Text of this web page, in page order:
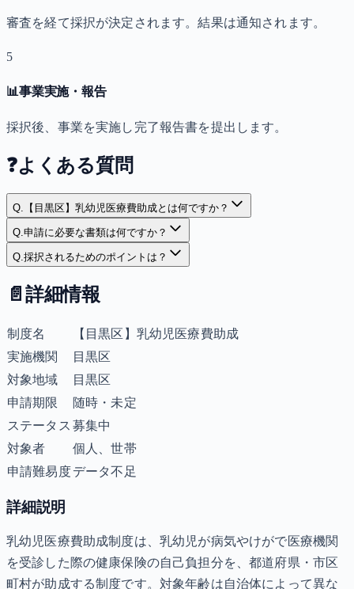
審査を経て採択が決定されます。結果は通知されます。
5
📊事業実施・報告
採択後、事業を実施し完了報告書を提出します。
❓よくある質問
Q. 【目黒区】乳幼児医療費助成とは何ですか？
Q.申請に必要な書類は何ですか？
Q.採択されるためのポイントは？
📄 詳細情報
制度名
【目黒区】乳幼児医療費助成
実施機関
目黒区
対象地域
目黒区
申請期限
随時・未定
ステータス 募集中
対象者
個人、世帯
申請難易度データ不足
詳細説明
乳幼児医療費助成制度は、乳幼児が病気やけがで医療機関
を受診した際の健康保険の自己負担分を、都道府県・市区
町村が助成する制度です。対象年齢は自治体によって異な